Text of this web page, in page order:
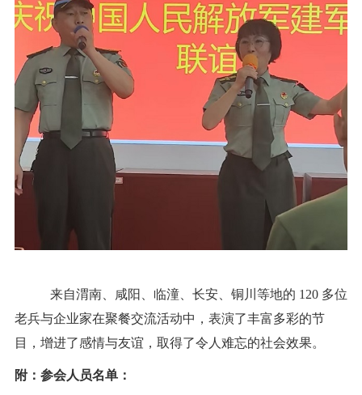
来自渭南、咸阳、临潼、长安、铜川等地的 120 多位
老兵与企业家在聚餐交流活动中，表演了丰富多彩的节
目，增进了感情与友谊，取得了令人难忘的社会效果。
附：参会人员名单：